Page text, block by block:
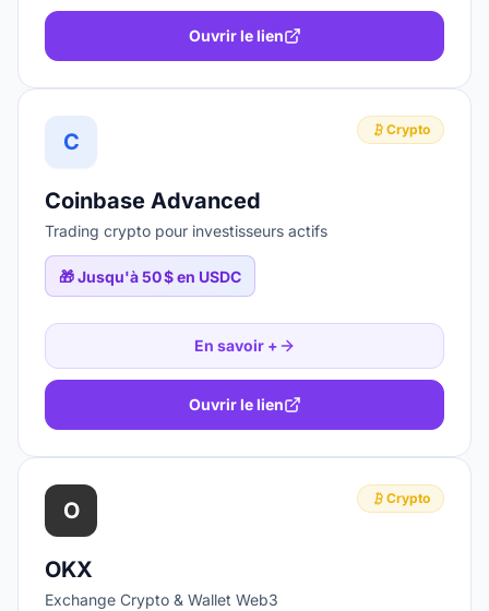
Ouvrir le lien
C Crypto
Coinbase Advanced
Trading crypto pour investisseurs actifs
🎁Jusqu'à 50 $ en USDC
En savoir +
Ouvrir le lien
O Crypto
OKX
Exchange Crypto & Wallet Web3